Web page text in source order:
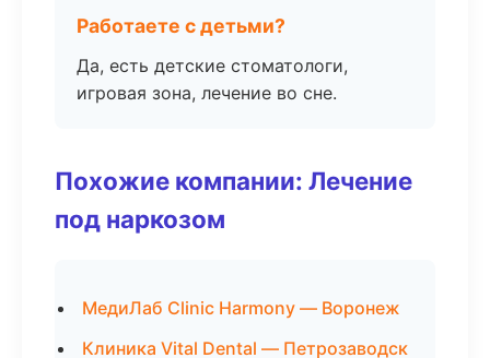
Работаете с детьми?
Да, есть детские стоматологи,
игровая зона, лечение во сне.
Похожие компании: Лечение
под наркозом
МедиЛаб Clinic Harmony — Воронеж
Клиника Vital Dental — Петрозаводск